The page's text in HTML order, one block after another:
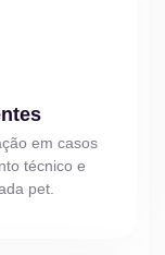
em casos
técnico e
pet.